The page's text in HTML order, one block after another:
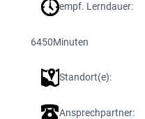
empf. Lerndauer:
6450Minuten
Standort(e):
Ansprechpartner: